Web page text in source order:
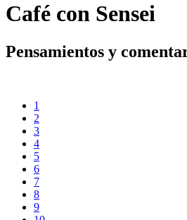
Café con Sensei
Pensamientos y
1
2
3
4
5
6
7
8
9